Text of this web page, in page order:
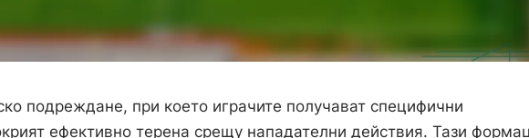
подреждане, при което играчите получават специфични
ефективно терена срещу нападателни действия. Тази